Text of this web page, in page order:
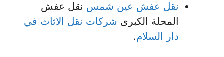
نقل عفش عين شمس نقل عفش
المحلة الكبرى شركات نقل الاثاث في
دار السلام.